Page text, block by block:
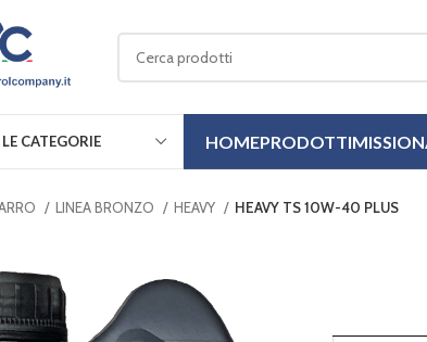
CATEGORIE HOMEPRODOTTIMISSION
LINEA BRONZO HEAVY HEAVY TS 10W-40 PLUS